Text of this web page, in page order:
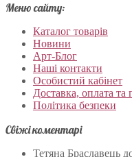
Меню сайту:
Каталог товарів
Новини
Арт-Блог
Наші контакти
Особистий кабінет
Доставка, оплата та
Політика безпеки
Свіжі коментарі
Тетяна Браславець